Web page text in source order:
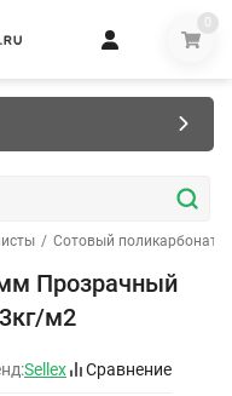
0
/ Сотовый поликарбонат
Прозрачный
м2
Sellex Сравнение